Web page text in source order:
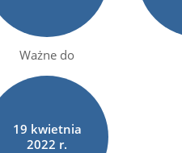
Ważne do
19 kwietnia
2022 r.